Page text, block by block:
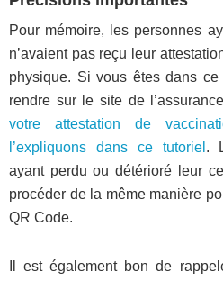
Pour mémoire, les personnes
n’avaient pas reçu leur
physique. Si vous êtes dans
rendre sur le site de
votre attestation de
l’expliquons dans ce tutoriel .
ayant perdu ou détérioré leur
procéder de la même manière
QR Code.
Il est également bon de